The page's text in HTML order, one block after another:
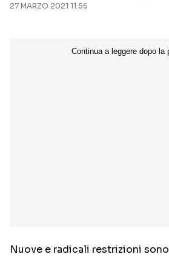
27 MARZO 2021 11:56
Nuove e radicali restrizioni